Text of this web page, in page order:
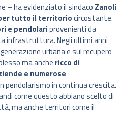
– ha evidenziato il sindaco Zanoli
tutto il territoriocircostante.
e pendolariprovenienti da
infrastruttura. Negli ultimi anni
urbana e sul recupero
ma anche ricco di
e numerose
pendolarismo in continua crescita.
come questo abbiano scelto di
ma anche territori come il